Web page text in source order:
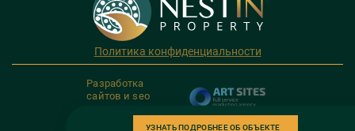
УЗНАТЬ ПОДРОБНЕЕ ОБ ОБЪЕКТЕ
Политика конфиденциальности
Разработка
сайтов и seo